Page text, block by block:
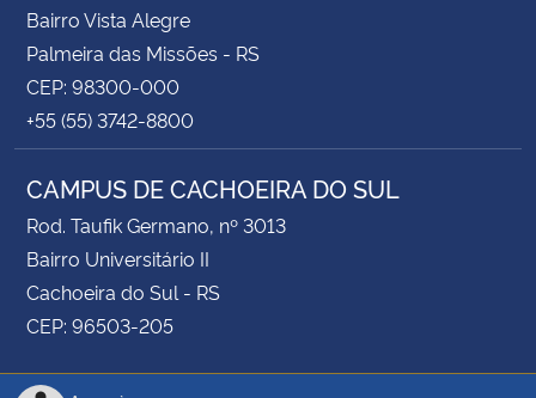
Bairro Vista Alegre
Palmeira das Missões - RS
CEP: 98300-000
+55 (55) 3742-8800
CAMPUS DE CACHOEIRA DO SUL
Rod. Taufik Germano, nº 3013
Bairro Universitário II
Cachoeira do Sul - RS
CEP: 96503-205